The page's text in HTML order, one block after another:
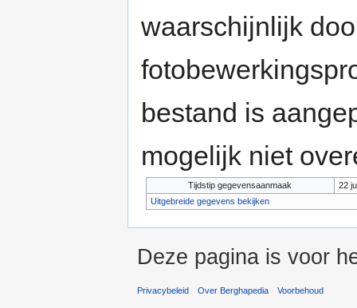
waarschijnlijk
bestand is
mogelijk niet
Tijdstip gegevensaanmaak
22
Uitgebreide gegevens bekijken
Deze pagina is voor
Privacybeleid Over Berghapedia Voorbehoud